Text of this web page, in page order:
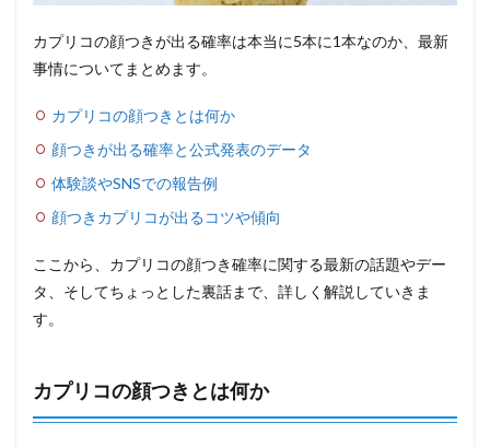
カプリコの顔つきが出る確率は本当に5本に1本なのか、最新
事情についてまとめます。
カプリコの顔つきとは何か
顔つきが出る確率と公式発表のデータ
体験談やSNSでの報告例
顔つきカプリコが出るコツや傾向
ここから、カプリコの顔つき確率に関する最新の話題やデー
タ、そしてちょっとした裏話まで、詳しく解説していきま
す。
カプリコの顔つきとは何か